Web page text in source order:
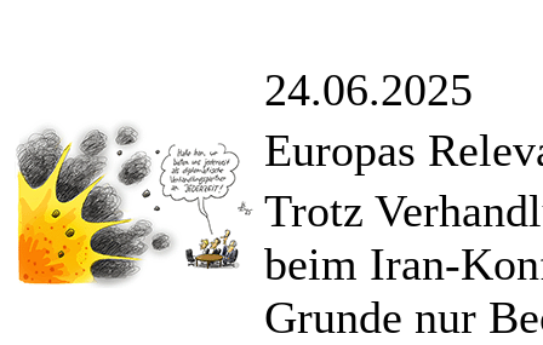
24.06.2025
Europas
Trotz
beim Iran-
Grunde nur